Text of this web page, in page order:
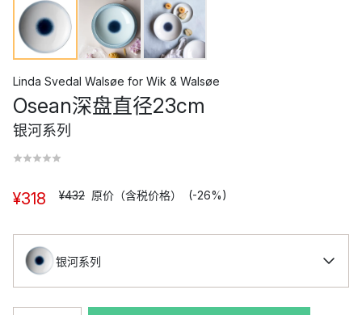
Linda Svedal Walsøe for Wik & Walsøe
Osean深盘直径23cm
银河系列
¥318 ¥432 原价（含税价格） (-26%)
银河系列